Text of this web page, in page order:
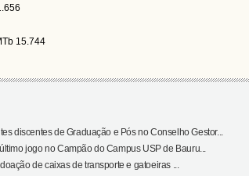
15.744
discentes de Graduação e Pós no Conselho Gestor...
jogo no Campão do Campus USP de Bauru...
de caixas de transporte e gatoeiras ...